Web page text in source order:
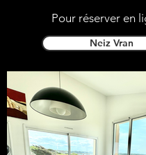
Pour réserver en
Neiz Vran